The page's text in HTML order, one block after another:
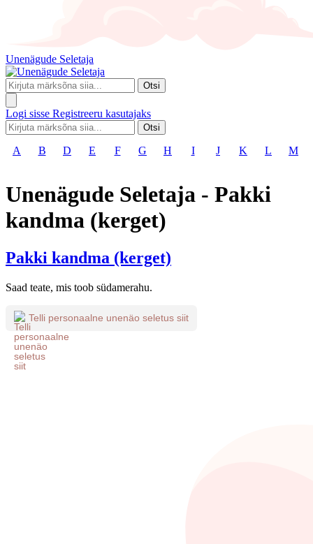
Unenägude Seletaja
Otsi
Logi sisse Registreeru kasutajaks
Otsi
A B D E F G H I J K L M
Unenägude Seletaja - Pakki
kandma (kerget)
Pakki kandma (kerget)
Saad teate, mis toob südamerahu.
Telli personaalne unenäo seletus siit